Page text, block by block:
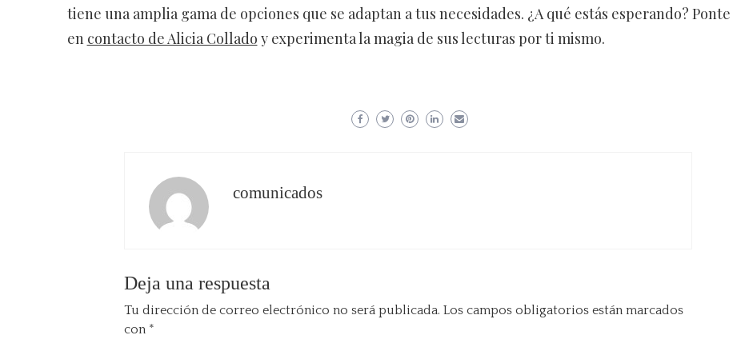
tiene una amplia gama de opciones que se adaptan a tus necesidades. ¿A qué estás esperando? Ponte
en contacto de Alicia Collado y experimenta la magia de sus lecturas por ti mismo.
comunicados
Deja una respuesta
Tu dirección de correo electrónico no será publicada. Los campos obligatorios están marcados
con *